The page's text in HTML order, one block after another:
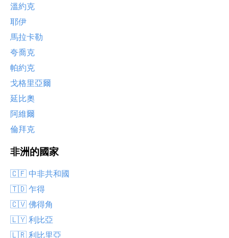
溫約克
耶伊
馬拉卡勒
夸喬克
帕約克
戈格里亞爾
延比奧
阿維爾
倫拜克
非洲的國家
🇨🇫 中非共和國
🇹🇩 乍得
🇨🇻 佛得角
🇱🇾 利比亞
🇱🇷 利比里亞